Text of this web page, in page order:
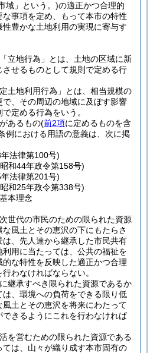
域」という。)の適正かつ合理的
事項を定め、もって本市の特性
豊かな土地利用の実現に寄与す
立地行為」とは、土地の区域に新
せるものとして規則で定める行
土地利用行為」とは、相当規模の
、その周辺の地域に及ぼす影響
定める行為をいう。
あるもの(前2項に定めるものを含
例における用語の意義は、次に掲
法律第100号)
和44年政令第158号)
法律第201号)
和25年政令第338号)
本理念
世代の市民のための限られた資源
風土とその恵沢の下にもたらさ
、先人達から継承した市民共有
用に当たっては、公共の福祉を
な特性を反映した適正かつ合理
わなければならない。
継承すべき限られた資源であるか
は、環境への負荷をできる限り低
土とその恵沢を将来にわたって
きるようにこれを行わなければ
を営むための限られた資源である
は、山々が織り成す本市固有の